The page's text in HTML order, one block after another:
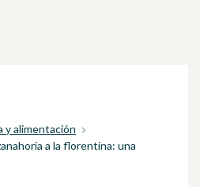
y alimentación
a la florentina: una